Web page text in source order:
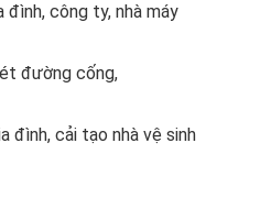
đình, công ty, nhà máy
đường cống,
đình, cải tạo nhà vệ sinh